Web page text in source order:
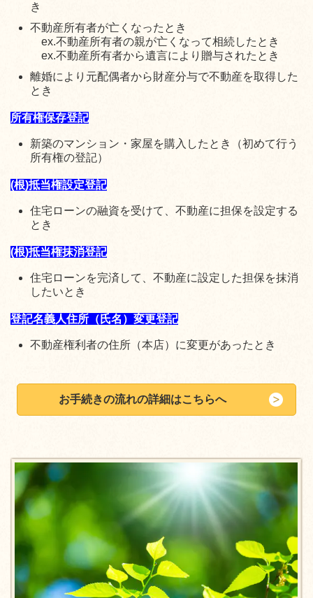
き
不動産所有者が亡くなったとき
ex.不動産所有者の親が亡くなって相続したとき
ex.不動産所有者から遺言により贈与されたとき
離婚により元配偶者から財産分与で不動産を取得した
とき
所有権保存登記
新築のマンション・家屋を購入したとき（初めて行う
所有権の登記）
(根)抵当権設定登記
住宅ローンの融資を受けて、不動産に担保を設定する
とき
(根)抵当権抹消登記
住宅ローンを完済して、不動産に設定した担保を抹消
したいとき
登記名義人住所（氏名）変更登記
不動産権利者の住所（本店）に変更があったとき
お手続きの流れの詳細はこちらへ